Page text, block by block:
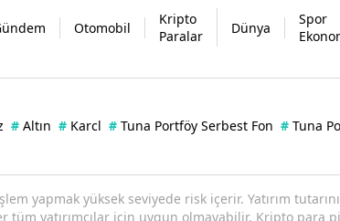
Otomobil
Kripto
Paralar
Dünya
Spor
# Altın # Karcl # Tuna Portföy Serbest Fon # Tuna
yapmak yüksek seviyede risk içerir. Yatırım
yatırımcılar için uygun olmayabilir. Kripto para